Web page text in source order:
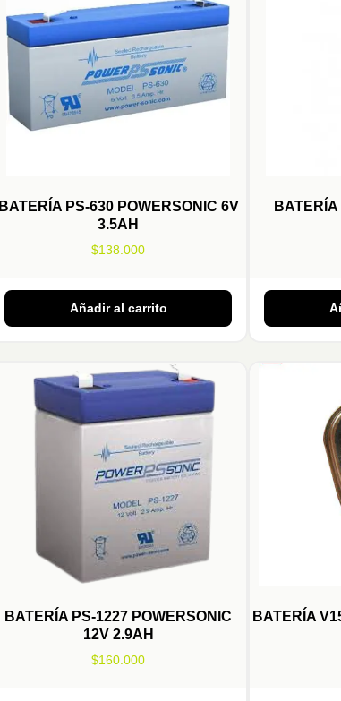
BATERÍA PS-630 POWERSONIC 6V
3.5AH
$138.000
Añadir al carrito
BATERÍA PS-1227 POWERSONIC
12V 2.9AH
$160.000
BATERÍA